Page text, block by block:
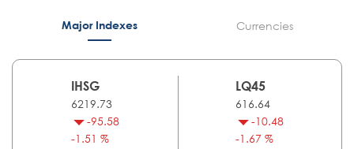
Major Indexes Currencies
IHSG
6219.73
-95.58
-1.51 %
LQ45
616.64
-10.48
-1.67 %